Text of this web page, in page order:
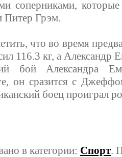
соперниками,
Питер Грэм.
что во время
116.3 кг, а Александр
бой Александра
он сразится с
боец проиграл
в категории: Спорт.